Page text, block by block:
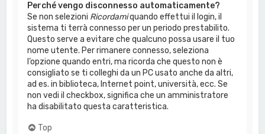
Perché vengo disconnesso automaticamente?
Se non selezioni Ricordamiquando effettui il login, il
sistema ti terrà connesso per un periodo prestabilito.
Questo serve a evitare che qualcuno possa usare il tuo
nome utente. Per rimanere connesso, seleziona
l’opzione quando entri, ma ricorda che questo non è
consigliato se ti colleghi da un PC usato anche da altri,
ad es. in biblioteca, Internet point, università, ecc. Se
non vedi il checkbox, significa che un amministratore
ha disabilitato questa caratteristica.
Top